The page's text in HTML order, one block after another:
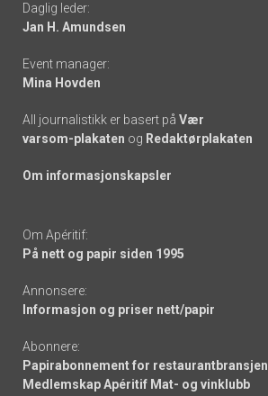
links
Daglig leder:
Jan H. Amundsen
Event manager:
Mina Hovden
All journalistikk er basert på Vær
varsom-plakaten og Redaktørplakaten
Om informasjonskapsler
Om Apéritif:
På nett og papir siden 1995
Annonsere:
Informasjon og priser nett/papir
Abonnere:
Papirabonnement for restaurantbransjen
Medlemskap Apéritif Mat- og vinklubb